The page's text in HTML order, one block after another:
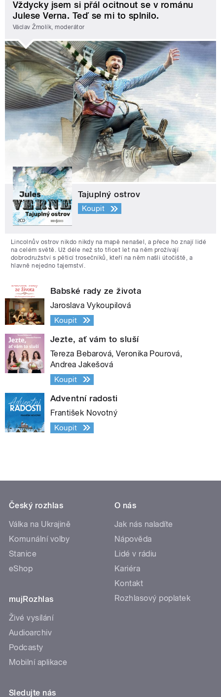
Vždycky jsem si přál ocitnout se v románu
Julese Verna. Teď se mi to splnilo.
Václav Žmolík, moderátor
Tajuplný ostrov
Koupit
Lincolnův ostrov nikdo nikdy na mapě nenašel, a přece ho znají lidé
na celém světě. Už déle než sto třicet let na něm prožívají
dobrodružství s pěticí trosečníků, kteří na něm našli útočiště, a
hlavně nejedno tajemství.
Babské rady ze života
Jaroslava Vykoupilová
Koupit
Jezte, ať vám to sluší
Tereza Bebarová, Veronika Pourová,
Andrea Jakešová
Koupit
Adventní radosti
František Novotný
Koupit
Český rozhlas
Válka na Ukrajině
Komunální volby
Stanice
eShop
mujRozhlas
Živé vysílání
Audioarchiv
Podcasty
Mobilní aplikace
O nás
Jak nás naladíte
Nápověda
Lidé v rádiu
Kariéra
Kontakt
Rozhlasový poplatek
Sledujte nás